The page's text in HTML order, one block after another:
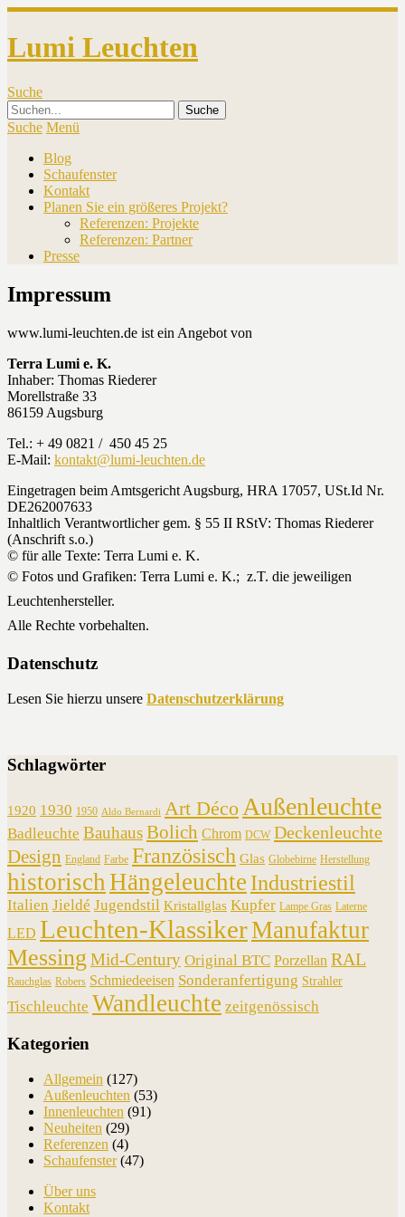
Lumi Leuchten
Suche
Suche Menü
Blog
Schaufenster
Kontakt
Planen Sie ein größeres Projekt?
Referenzen: Projekte
Referenzen: Partner
Presse
Impressum
www.lumi-leuchten.de ist ein Angebot von
Terra Lumi e. K.
Inhaber: Thomas Riederer
Morellstraße 33
86159 Augsburg
Tel.: + 49 0821 / 450 45 25
E-Mail: kontakt@lumi-leuchten.de
Eingetragen beim Amtsgericht Augsburg, HRA 17057, USt.Id Nr.
DE262007633
Inhaltlich Verantwortlicher gem. § 55 II RStV: Thomas Riederer
(Anschrift s.o.)
© für alle Texte: Terra Lumi e. K.
© Fotos und Grafiken: Terra Lumi e. K.; z.T. die jeweiligen
Leuchtenhersteller.
Alle Rechte vorbehalten.
Datenschutz
Lesen Sie hierzu unsere Datenschutzerklärung
Schlagwörter
1920 1930 1950 Aldo Bernardi Art Déco Außenleuchte
Badleuchte BauhausBolich Chrom DCW Deckenleuchte
Design England Farbe Französisch Glas Globebirne Herstellung
historisch Hängeleuchte Industriestil
Italien Jieldé Jugendstil Kristallglas Kupfer Lampe Gras Laterne
LED Leuchten-KlassikerManufaktur
Messing Mid-Century Original BTC Porzellan RAL
Rauchglas Robers Schmiedeeisen Sonderanfertigung Strahler
Tischleuchte Wandleuchte zeitgenössisch
Kategorien
Allgemein (127)
Außenleuchten (53)
Innenleuchten (91)
Neuheiten (29)
Referenzen (4)
Schaufenster(47)
Über uns
Kontakt